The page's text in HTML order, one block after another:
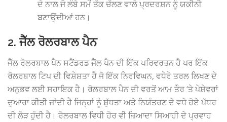
ਦੇ ਨਾਲ ਜੋ ਲੰਬੇ ਸਮੇਂ ਤੱਕ ਚੱਲਣ ਵਾਲੇ ਪ੍ਰਦਰਸ਼ਨ ਨੂੰ ਯਕੀਨੀ
ਬਣਾਉਂਦੀਆਂ ਹਨ।
2. ਜੈੱਲ ਰੋਲਰਬਾਲ ਪੈਨ
ਜੈੱਲ ਰੋਲਰਬਾਲ ਪੈਨ ਸਟੈਂਡਰਡ ਜੈੱਲ ਪੈਨ ਦੀ ਇੱਕ ਪਰਿਵਰਤਨ ਹੈ ਪਰ ਇੱਕ
ਰੋਲਰਬਾਲ ਟਿਪ ਦੀ ਵਿਸ਼ੇਸ਼ਤਾ ਹੈ ਜੋ ਇੱਕ ਨਿਰਵਿਘਨ, ਵਧੇਰੇ ਤਰਲ ਲਿਖਣ ਦੇ
ਅਨੁਭਵ ਲਈ ਸਹਾਇਕ ਹੈ। ਰੋਲਰਬਾਲ ਪੈਨ ਦੀ ਵਰਤੋਂ ਆਮ ਤੌਰ ‘ਤੇ ਪੇਸ਼ੇਵਰਾਂ
ਦੁਆਰਾ ਕੀਤੀ ਜਾਂਦੀ ਹੈ ਜਿਨ੍ਹਾਂ ਨੂੰ ਸ਼ੁੱਧਤਾ ਅਤੇ ਨਿਯੰਤਰਣ ਦੇ ਵਧੇ ਹੋਏ ਪੱਧਰ
ਦੀ ਲੋੜ ਹੁੰਦੀ ਹੈ। ਰੋਲਰਬਾਲ ਵਿਧੀ ਹੋਰ ਵੀ ਜ਼ਿਆਦਾ ਸਿਆਹੀ ਦੇ ਪ੍ਰਵਾਹ